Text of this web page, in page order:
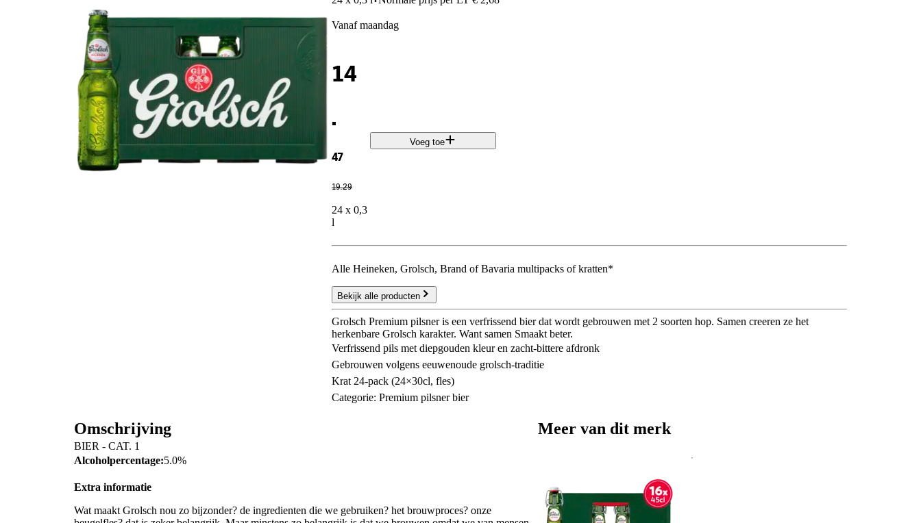
vanaf maandag
14
.
47
19.29
24 x 0,3
l
Voeg toe
Alle Heineken, Grolsch, Brand of Bavaria multipacks of kratten*
Bekijk alle producten
Grolsch Premium pilsner is een verfrissend bier dat wordt gebrouwen met 2 soorten hop. Samen creeren ze het
herkenbare Grolsch karakter. Want samen Smaakt beter.
Verfrissend pils met diepgouden kleur en zacht-bittere afdronk
Gebrouwen volgens eeuwenoude grolsch-traditie
Krat 24-pack (24×30cl, fles)
Categorie: Premium pilsner bier
Omschrijving
BIER - CAT. 1
Alcoholpercentage:5.0%
Extra informatie
Wat maakt Grolsch nou zo bijzonder? de ingredienten die we gebruiken? het brouwproces? onze
Meer van dit merk